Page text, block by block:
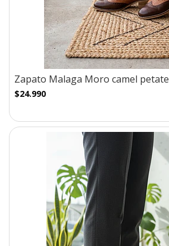
Zapato Malaga Moro camel petate
$24.990